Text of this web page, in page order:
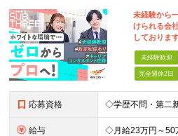
未経験から
けられる会
しておりま
未経験歓迎
完全週休2日
応募資格
給与